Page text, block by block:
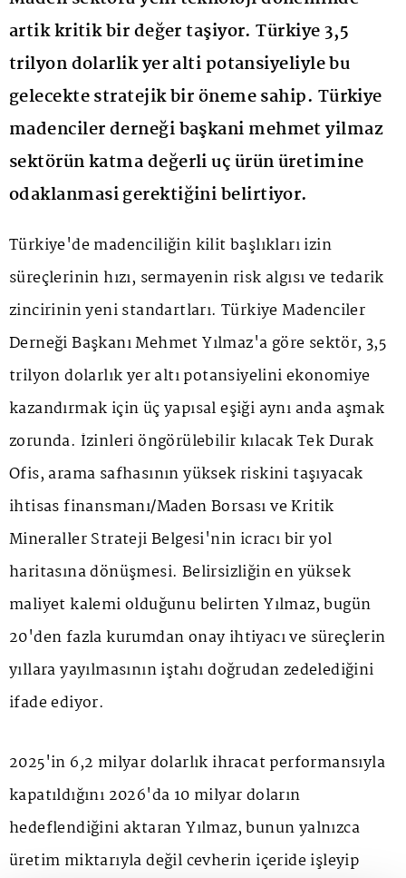
artik kritik bir değer taşiyor. Türkiye 3,5
trilyon dolarlik yer alti potansiyeliyle bu
gelecekte stratejik bir öneme sahip. Türkiye
madenciler derneği başkani mehmet yilmaz
sektörün katma değerli uç ürün üretimine
odaklanmasi gerektiğini belirtiyor.
Türkiye'de madenciliğin kilit başlıkları izin
süreçlerinin hızı, sermayenin risk algısı ve tedarik
zincirinin yeni standartları. Türkiye Madenciler
Derneği Başkanı Mehmet Yılmaz'a göre sektör, 3,5
trilyon dolarlık yer altı potansiyelini ekonomiye
kazandırmak için üç yapısal eşiği aynı anda aşmak
zorunda. İzinleri öngörülebilir kılacak Tek Durak
Ofis, arama safhasının yüksek riskini taşıyacak
ihtisas finansmanı/Maden Borsası ve Kritik
Mineraller Strateji Belgesi'nin icracı bir yol
haritasına dönüşmesi. Belirsizliğin en yüksek
maliyet kalemi olduğunu belirten Yılmaz, bugün
20'den fazla kurumdan onay ihtiyacı ve süreçlerin
yıllara yayılmasının iştahı doğrudan zedelediğini
ifade ediyor.
2025'in 6,2 milyar dolarlık ihracat performansıyla
kapatıldığını 2026'da 10 milyar doların
hedeflendiğini aktaran Yılmaz, bunun yalnızca
üretim miktarıyla değil cevherin içeride işleyip